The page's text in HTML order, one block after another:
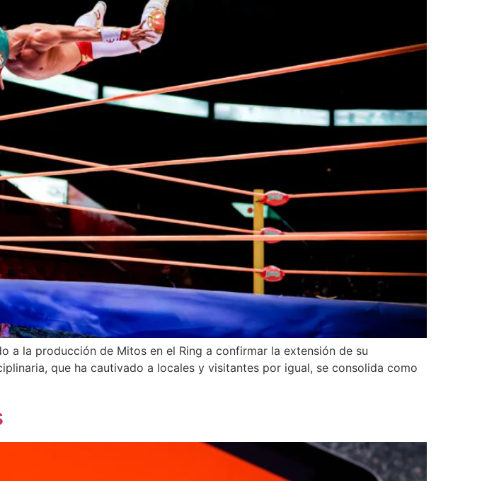
la producción de Mitos en el Ring a confirmar la extensión de su
que ha cautivado a locales y visitantes por igual, se consolida como